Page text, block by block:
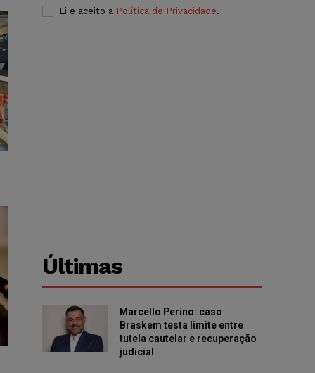
Li e aceito a Política de Privacidade.
Últimas
Marcello Perino: caso
Braskem testa limite entre
tutela cautelar e recuperação
judicial